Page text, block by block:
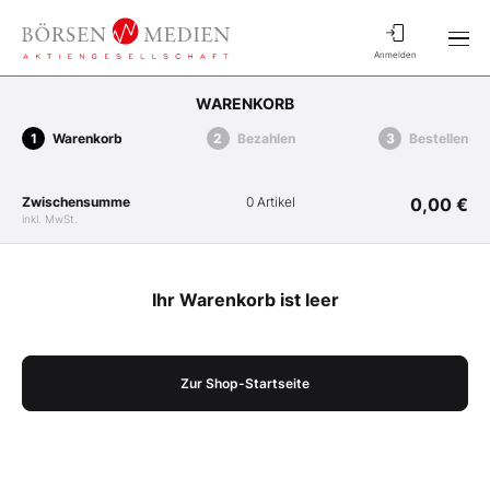
Anmelden
WARENKORB
Warenkorb Bezahlen Bestellen
Zwischensumme
inkl. MwSt.
0 Artikel 0,00 €
Ihr Warenkorb ist leer
Zur Shop-Startseite